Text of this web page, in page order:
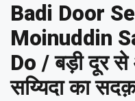
Badi Door
Moinuddin
Do / बड़ी दूर से
सय्यिदा का